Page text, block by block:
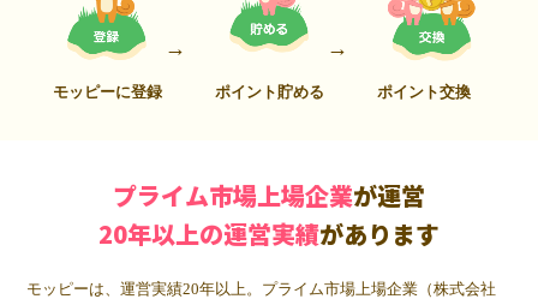
モッピーに登録 ポイント貯める ポイント交換
プライム市場上場企業が運営
20年以上の運営実績があります
モッピーは、運営実績20年以上。プライム市場上場企業（株式会社